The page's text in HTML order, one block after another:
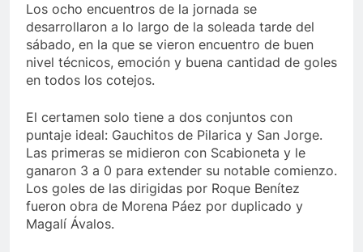
Los ocho encuentros de la jornada se
desarrollaron a lo largo de la soleada tarde del
sábado, en la que se vieron encuentro de buen
nivel técnicos, emoción y buena cantidad de goles
en todos los cotejos.
El certamen solo tiene a dos conjuntos con
puntaje ideal: Gauchitos de Pilarica y San Jorge.
Las primeras se midieron con Scabioneta y le
ganaron 3 a 0 para extender su notable comienzo.
Los goles de las dirigidas por Roque Benítez
fueron obra de Morena Páez por duplicado y
Magalí Ávalos.